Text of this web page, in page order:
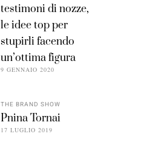
testimoni di nozze,
le idee top per
stupirli facendo
un’ottima figura
9 GENNAIO 2020
THE BRAND SHOW
Pnina Tornai
17 LUGLIO 2019